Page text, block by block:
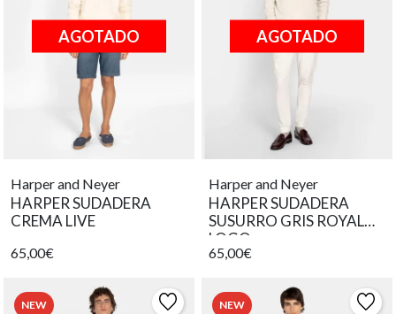
AGOTADO
Harper and Neyer
HARPER SUDADERA
CREMA LIVE
65,00€
AGOTADO
Harper and Neyer
HARPER SUDADERA
SUSURRO GRIS ROYAL
LOGO
65,00€
NEW NEW